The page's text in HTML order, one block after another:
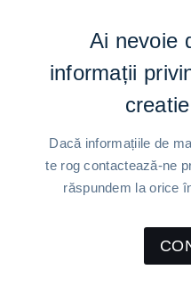
Ai nevoie
informații
Dacă informațiile de
te rog contactează-ne
răspundem la orice